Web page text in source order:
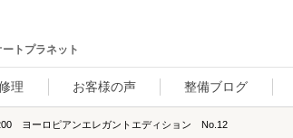
トプラネット
理 お客様の声 整備ブログ
ヨーロピアンエレガントエディション No.12